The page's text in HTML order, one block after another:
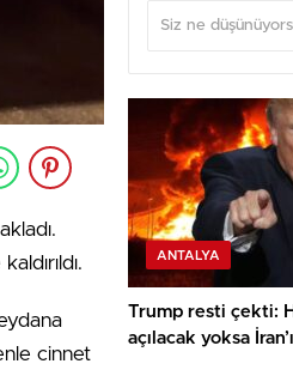
cinnet
ANTALYA
Trump resti çekti:
açılacak yoksa